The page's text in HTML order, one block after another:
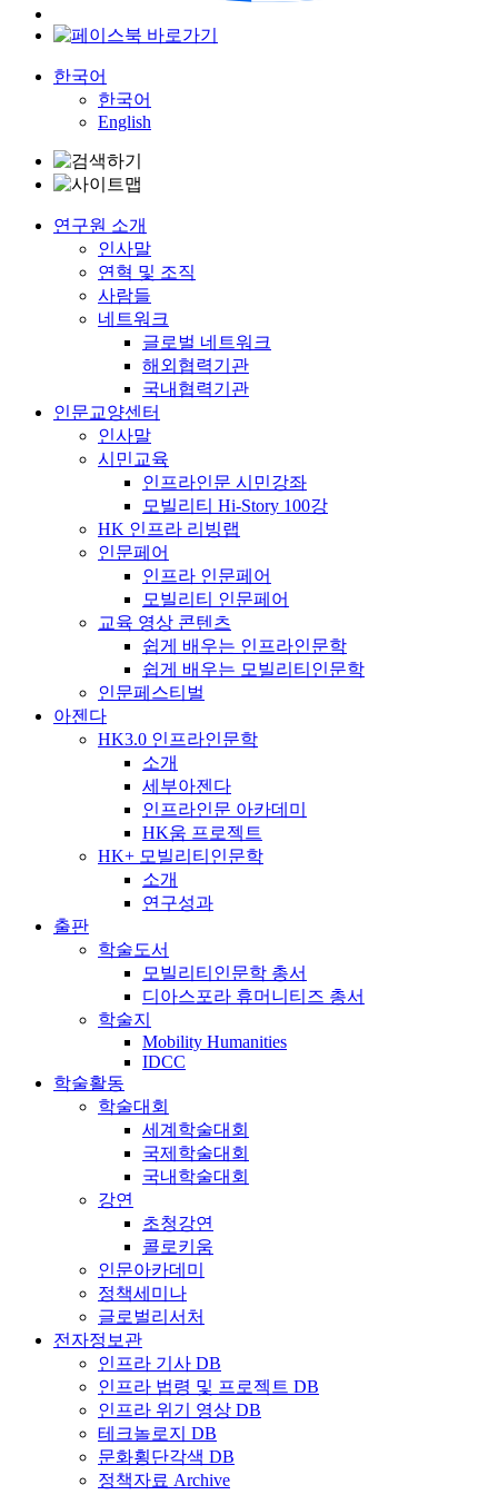
한국어
한국어
English
연구원 소개
인사말
연혁 및 조직
사람들
네트워크
글로벌 네트워크
해외협력기관
국내협력기관
인문교양센터
인사말
시민교육
인프라인문 시민강좌
모빌리티 Hi-Story 100강
HK 인프라 리빙랩
인문페어
인프라 인문페어
모빌리티 인문페어
교육 영상 콘텐츠
쉽게 배우는 인프라인문학
쉽게 배우는 모빌리티인문학
인문페스티벌
아젠다
HK3.0 인프라인문학
소개
세부아젠다
인프라인문 아카데미
HK움 프로젝트
HK+ 모빌리티인문학
소개
연구성과
출판
학술도서
모빌리티인문학 총서
디아스포라 휴머니티즈 총서
학술지
Mobility Humanities
IDCC
학술활동
학술대회
세계학술대회
국제학술대회
국내학술대회
강연
초청강연
콜로키움
인문아카데미
정책세미나
글로벌리서처
전자정보관
인프라 기사 DB
인프라 법령 및 프로젝트 DB
인프라 위기 영상 DB
테크놀로지 DB
문화횡단각색 DB
정책자료 Archive